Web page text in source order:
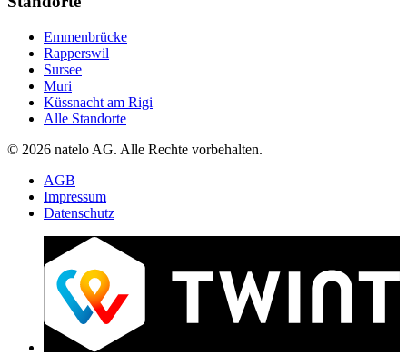
Emmenbrücke
Rapperswil
Sursee
Muri
Küssnacht am Rigi
Alle Standorte
© 2026 natelo AG. Alle Rechte vorbehalten.
AGB
Impressum
Datenschutz